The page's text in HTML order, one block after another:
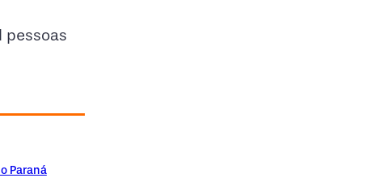
pessoas
Paraná